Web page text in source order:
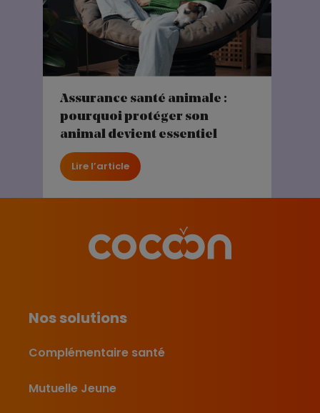
Assurance santé animale :
pourquoi protéger son
animal devient essentiel
Lire l’article
Nos solutions
Complémentaire santé
Mutuelle Jeune